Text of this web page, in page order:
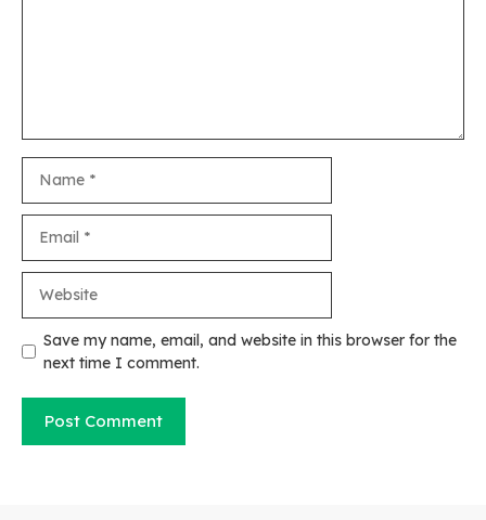
Save my name, email, and website in this browser for the
next time I comment.